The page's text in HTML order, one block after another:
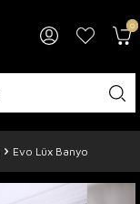
0
Evo Lüx Banyo